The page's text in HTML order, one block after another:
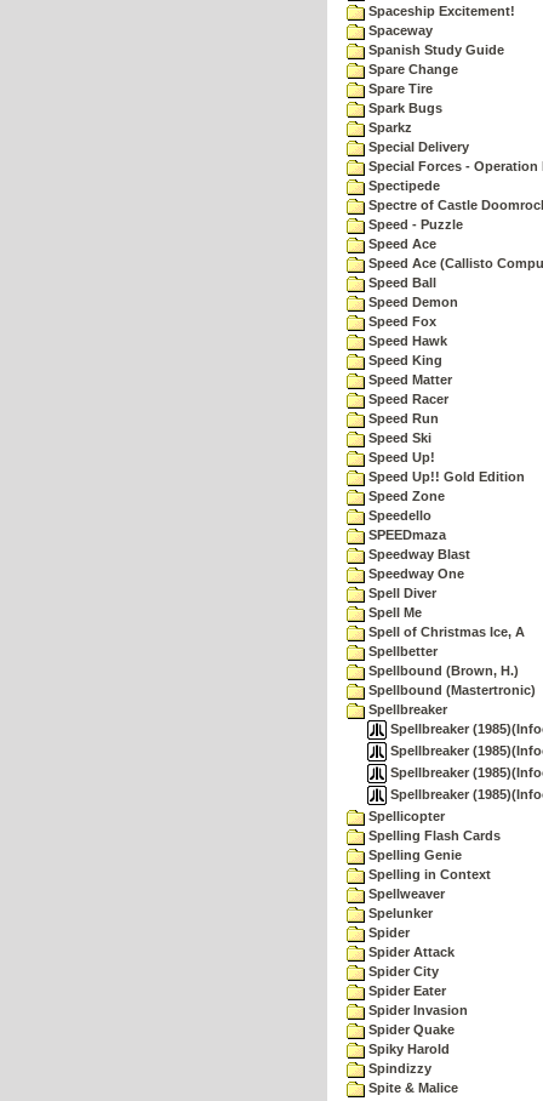
Spaceship Excitement!
Spaceway
Spanish Study Guide
Spare Change
Spare Tire
Spark Bugs
Sparkz
Special Delivery
Special Forces - Operation
Spectipede
Spectre of Castle
Speed - Puzzle
Speed Ace
Speed Ace (Callisto
Speed Ball
Speed Demon
Speed Fox
Speed Hawk
Speed King
Speed Matter
Speed Racer
Speed Run
Speed Ski
Speed Up!
Speed Up!! Gold Edition
Speed Zone
Speedello
SPEEDmaza
Speedway Blast
Speedway One
Spell Diver
Spell Me
Spell of Christmas Ice, A
Spellbetter
Spellbound (Brown, H.)
Spellbound (Mastertronic)
Spellbreaker
Spellbreaker
Spellbreaker
Spellbreaker
Spellbreaker
Spellicopter
Spelling Flash Cards
Spelling Genie
Spelling in Context
Spellweaver
Spelunker
Spider
Spider Attack
Spider City
Spider Eater
Spider Invasion
Spider Quake
Spiky Harold
Spindizzy
Spite & Malice